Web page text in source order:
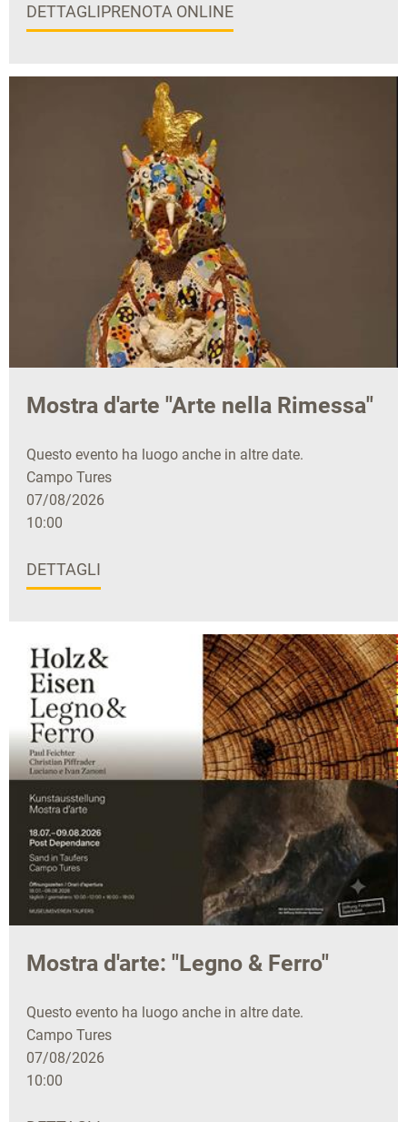
DETTAGLIPRENOTA ONLINE
Mostra d'arte "Arte nella Rimessa"
Questo evento ha luogo anche in altre date.
Campo Tures
07/08/2026
10:00
DETTAGLI
Mostra d'arte: "Legno & Ferro"
Questo evento ha luogo anche in altre date.
Campo Tures
07/08/2026
10:00